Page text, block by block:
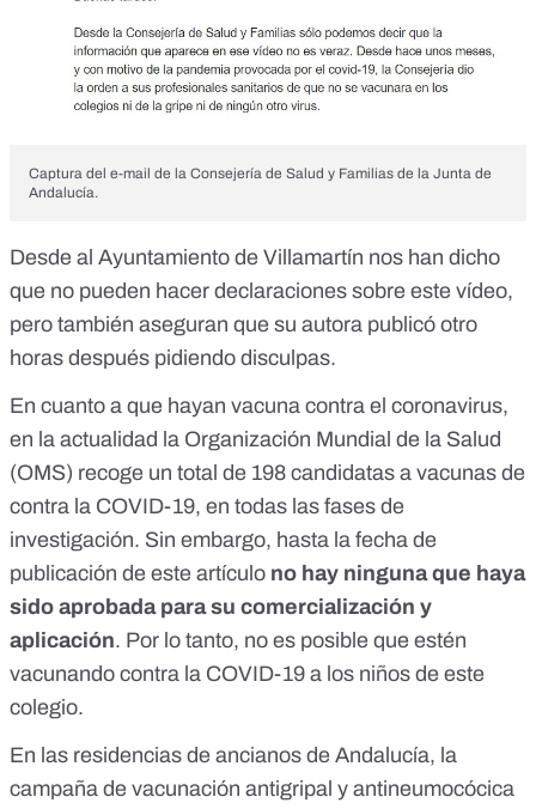
Captura del e-mail de la Consejería de Salud y Familias de la Junta de
Andalucía.
Desde al Ayuntamiento de Villamartín nos han dicho
que no pueden hacer declaraciones sobre este vídeo,
pero también aseguran que su autora publicó otro
horas después pidiendo disculpas.
En cuanto a que hayan vacuna contra el coronavirus,
en la actualidad la Organización Mundial de la Salud
(OMS) recoge un total de 198 candidatas a vacunas de
contra la COVID-19, en todas las fases de
investigación. Sin embargo, hasta la fecha de
publicación de este artículo no hay ninguna que haya
sido aprobada para su comercialización y
aplicación. Por lo tanto, no es posible que estén
vacunando contra la COVID-19 a los niños de este
colegio.
En las residencias de ancianos de Andalucía, la
campaña de vacunación antigripal y antineumocócica